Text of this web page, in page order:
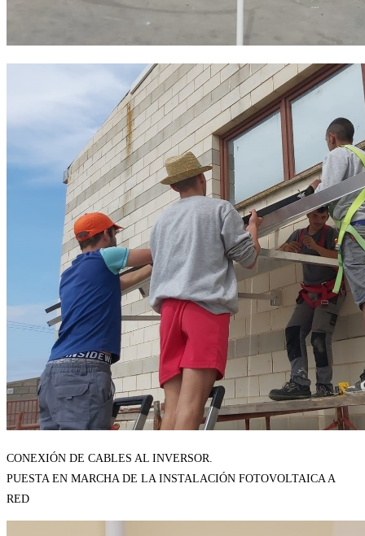
CONEXIÓN DE CABLES AL INVERSOR.
PUESTA EN MARCHA DE LA INSTALACIÓN FOTOVOLTAICA A
RED